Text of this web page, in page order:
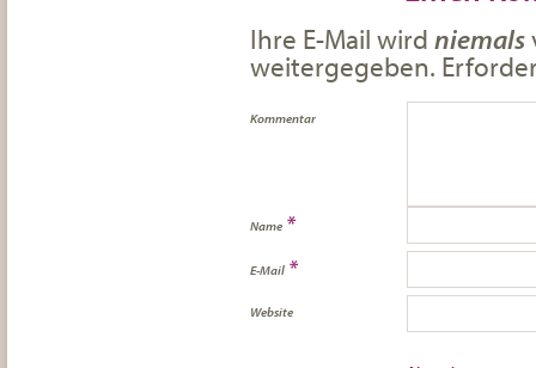
Ihre E-Mail wird niemals
weitergegeben.
Kommentar
Name *
E-Mail *
Website